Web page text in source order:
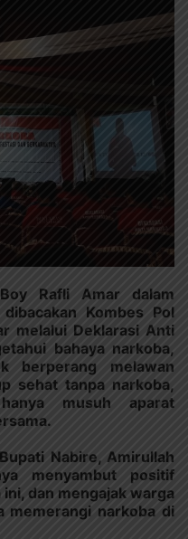
Rafli Amar dalam
Kombes Pol
melalui Deklarasi Anti
bahaya narkoba,
berperang melawan
sehat tanpa narkoba,
musuh aparat
Nabire, Amirullah
menyambut positif
dan mengajak warga
memerangi narkoba di